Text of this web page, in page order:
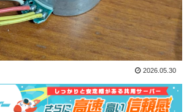
2026.05.30